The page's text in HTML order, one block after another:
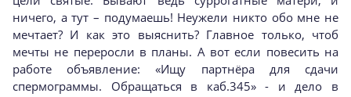
ничего, а тут – подумаешь! Неужели никто обо мне не
мечтает? И как это выяснить? Главное только, чтоб
мечты не переросли в планы. А вот если повесить на
работе объявление: «Ищу партнёра для сдачи
спермограммы. Обращаться в каб.345» - и дело в